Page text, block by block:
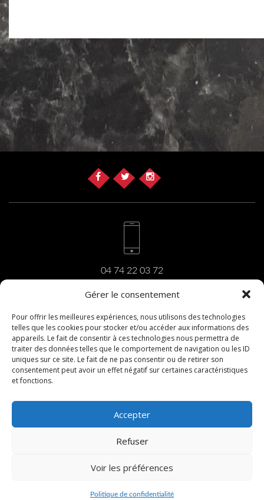
Gérer le consentement
Pour offrir les meilleures expériences, nous utilisons des technologies
telles que les cookies pour stocker et/ou accéder aux informations des
appareils. Le fait de consentir à ces technologies nous permettra de
traiter des données telles que le comportement de navigation ou les ID
uniques sur ce site. Le fait de ne pas consentir ou de retirer son
consentement peut avoir un effet négatif sur certaines caractéristiques
et fonctions.
Accepter
Refuser
Voir les préférences
Politique de confidentialité
PRISE DE RENDEZ-VOUS
04 74 22 03 72
carrara@carrara.fr
01440 Viriat
CRÉATION DU SITE INTERNET :WWW.IDCOM-